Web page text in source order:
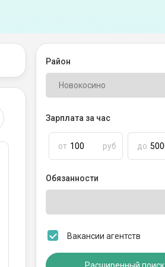
Район
Зарплата за час
от руб до
Обязанности
Вакансии агентств